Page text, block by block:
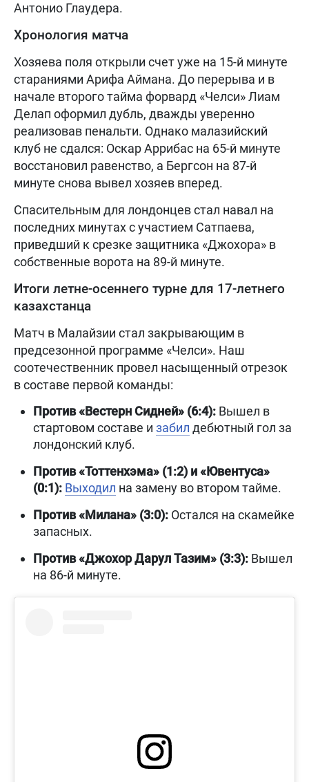
Антонио Глаудера.
Хронология матча
Хозяева поля открыли счет уже на 15-й минуте
стараниями Арифа Аймана. До перерыва и в
начале второго тайма форвард «Челси» Лиам
Делап оформил дубль, дважды уверенно
реализовав пенальти. Однако малазийский
клуб не сдался: Оскар Аррибас на 65-й минуте
восстановил равенство, а Бергсон на 87-й
минуте снова вывел хозяев вперед.
Спасительным для лондонцев стал навал на
последних минутах с участием Сатпаева,
приведший к срезке защитника «Джохора» в
собственные ворота на 89-й минуте.
Итоги летне-осеннего турне для 17-летнего
казахстанца
Матч в Малайзии стал закрывающим в
предсезонной программе «Челси». Наш
соотечественник провел насыщенный отрезок
в составе первой команды:
Против «Вестерн Сидней» (6:4): Вышел в
стартовом составе и забил дебютный гол за
лондонский клуб.
Против «Тоттенхэма» (1:2) и «Ювентуса»
(0:1): Выходил на замену во втором тайме.
Против «Милана» (3:0): Остался на скамейке
запасных.
Против «Джохор Дарул Тазим» (3:3): Вышел
на 86-й минуте.